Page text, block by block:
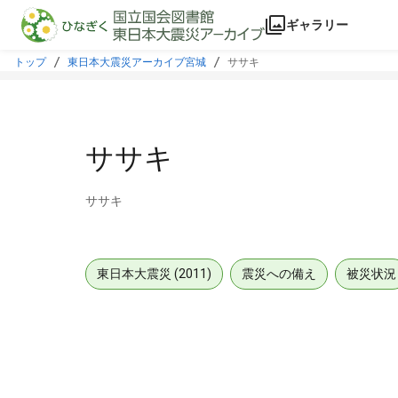
本文に飛ぶ
ギャラリー
トップ 東日本大震災アーカイブ宮城 ササキ
ササキ
ササキ
東日本大震災 (2011) 震災への備え 被災状況